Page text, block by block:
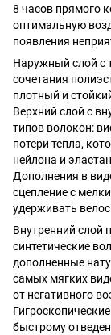
8 часов прямого
оптимальную
появления
Наружный слой с
сочетания
плотный и
Верхний слой с
типов волокон:
потери тепла,
нейлона и
Дополнения в
сцепление с
удерживать
Внутренний слой
синтетические
дополненные
самых мягких
от негативного
быстрому